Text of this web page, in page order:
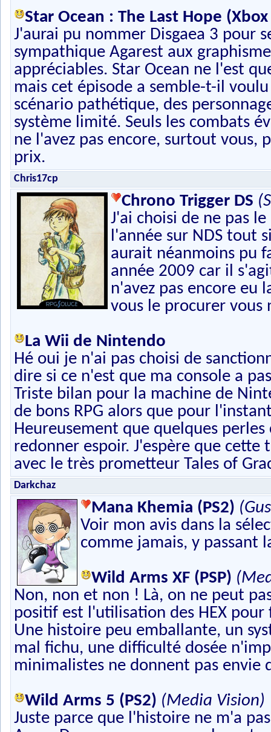
Star Ocean : The Last Hope
J'aurai pu nommer Disgaea 3 pour
sympathique Agarest aux
appréciables. Star Ocean ne l'est
mais cet épisode a semble-t-il
scénario pathétique, des
système limité. Seuls les combats
ne l'avez pas encore, surtout vous,
prix.
Chris17cp
Chrono Trigger DS
J'ai choisi de ne pas
l'année sur NDS tout
aurait néanmoins pu
année 2009 car il
n'avez pas encore eu
vous le procurer vous
La Wii de Nintendo
Hé oui je n'ai pas choisi de
dire si ce n'est que ma console a
Triste bilan pour la machine de
de bons RPG alors que pour
Heureusement que quelques
redonner espoir. J'espère que
avec le très prometteur Tales of
Darkchaz
Mana Khemia (PS2)
Voir mon avis dans la
comme jamais, y passant
Wild Arms XF (PSP)
Non, non et non ! Là, on ne peut
positif est l'utilisation des HEX
Une histoire peu emballante, un
mal fichu, une difficulté dosée
minimalistes ne donnent pas envie
Wild Arms 5 (PS2) (Media Vision)
Juste parce que l'histoire ne m'a